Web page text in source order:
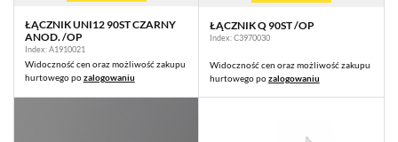
ŁĄCZNIK UNI12 90ST CZARNY
ANOD. /OP
Index: A1910021
Widoczność cen oraz możliwość zakupu
hurtowego pozalogowaniu
ŁĄCZNIK Q 90ST /OP
Index: C3970030
Widoczność cen oraz możliwość zakupu
hurtowego pozalogowaniu